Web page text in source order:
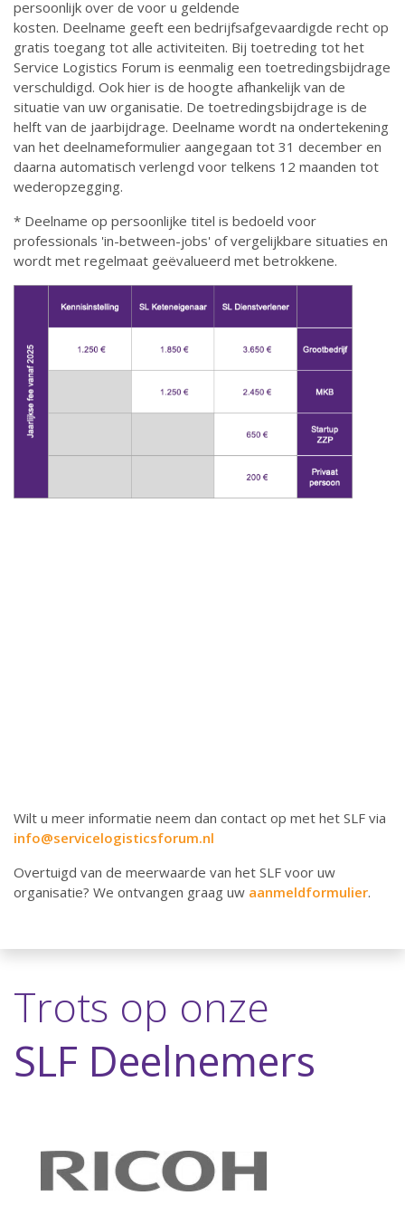
persoonlijk over de voor u geldende
kosten. Deelname geeft een bedrijfsafgevaardigde recht op
gratis toegang tot alle activiteiten. Bij toetreding tot het
Service Logistics Forum is eenmalig een toetredingsbijdrage
verschuldigd. Ook hier is de hoogte afhankelijk van de
situatie van uw organisatie. De toetredingsbijdrage is de
helft van de jaarbijdrage. Deelname wordt na ondertekening
van het deelnameformulier aangegaan tot 31 december en
daarna automatisch verlengd voor telkens 12 maanden tot
wederopzegging.
* Deelname op persoonlijke titel is bedoeld voor
professionals 'in-between-jobs' of vergelijkbare situaties en
wordt met regelmaat geëvalueerd met betrokkene.
Wilt u meer informatie neem dan contact op met het SLF via
info@servicelogisticsforum.nl
Overtuigd van de meerwaarde van het SLF voor uw
organisatie? We ontvangen graag uw aanmeldformulier.
Trots op onze
SLF Deelnemers